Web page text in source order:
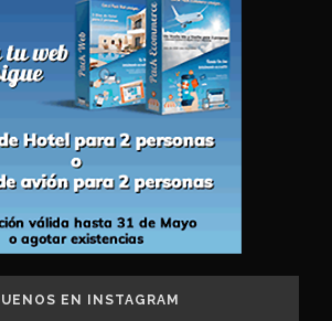
EN INSTAGRAM